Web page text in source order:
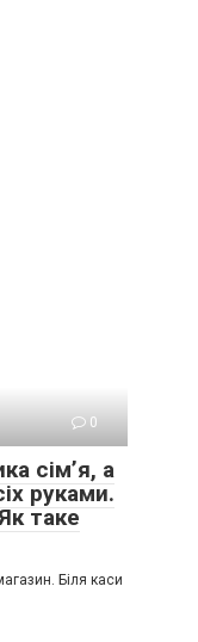
0
сім’я, а
руками.
таке
Біля каси